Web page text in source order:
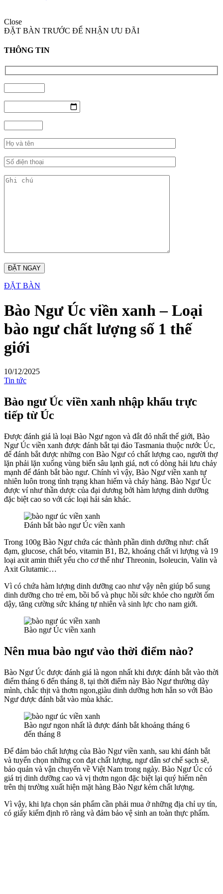
Close
ĐẶT BÀN TRƯỚC ĐỂ NHẬN ƯU ĐÃI
THÔNG TIN
ĐẶT BÀN
Bào Ngư Úc viền xanh – Loại
bào ngư chất lượng số 1 thế
giới
10/12/2025
Tin tức
Bào ngư Úc viền xanh nhập khẩu trực
tiếp từ Úc
Được đánh giá là loại Bào Ngư ngon và đắt đỏ nhất thế giới, Bào
Ngư Úc viền xanh được đánh bắt tại đảo Tasmania thuộc nước Úc,
để đánh bắt được những con Bào Ngư có chất lượng cao, người thợ
lặn phải lặn xuống vùng biển sâu lạnh giá, nơi có dòng hải lưu chảy
mạnh để đánh bắt bào ngư. Chính vì vậy, Bào Ngư viền xanh tự
nhiên luôn trong tình trạng khan hiếm và cháy hàng. Bào Ngư Úc
được ví như thần dược của đại dương bởi hàm lượng dinh dưỡng
đặc biệt cao so với các loại hải sản khác.
Đánh bắt bào ngư Úc viền xanh
Trong 100g Bào Ngư chứa các thành phần dinh dưỡng như: chất
đạm, glucose, chất béo, vitamin B1, B2, khoáng chất vi lượng và 19
loại axit amin thiết yếu cho cơ thể như Threonin, Isoleucin, Valin và
Axit Glutamic…
Vì có chứa hàm lượng dinh dưỡng cao như vậy nên giúp bổ sung
dinh dưỡng cho trẻ em, bồi bổ và phục hồi sức khỏe cho người ốm
dậy, tăng cường sức kháng tự nhiên và sinh lực cho nam giới.
Bào ngư Úc viền xanh
Nên mua bào ngư vào thời điểm nào?
Bào Ngư Úc được đánh giá là ngon nhất khi được đánh bắt vào thời
điểm tháng 6 đến tháng 8, tại thời điểm này Bào Ngư thường dày
mình, chắc thịt và thơm ngon,giàu dinh dưỡng hơn hẳn so với Bào
Ngư được đánh bắt vào mùa khác.
Bào ngư ngon nhất là được đánh bắt khoảng tháng 6
đến tháng 8
Để đảm bảo chất lượng của Bào Ngư viền xanh, sau khi đánh bắt
và tuyển chọn những con đạt chất lượng, ngư dân sơ chế sạch sẽ,
bảo quản và vận chuyển về Việt Nam trong ngày. Bào Ngư Úc có
giá trị dinh dưỡng cao và vị thơm ngon đặc biệt lại quý hiếm nên
trên thị trường xuất hiện mặt hàng Bào Ngư kém chất lượng.
Vì vậy, khi lựa chọn sản phẩm cần phải mua ở những địa chỉ uy tín,
có giấy kiểm định rõ ràng và đảm bảo vệ sinh an toàn thực phẩm.